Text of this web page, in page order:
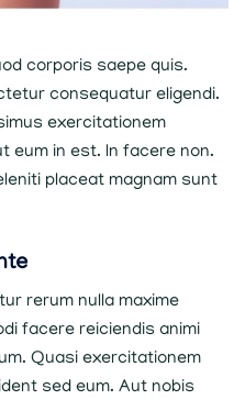
corporis saepe quis.
consequatur eligendi.
exercitationem
eum in est. In facere non.
placeat magnam sunt
rerum nulla maxime
facere reiciendis animi
Quasi exercitationem
sed eum. Aut nobis